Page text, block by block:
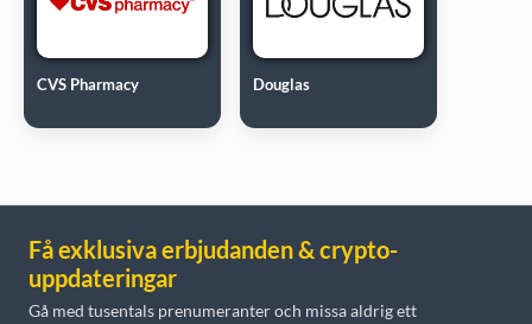
CVS Pharmacy Douglas
Få exklusiva erbjudanden & crypto-
uppdateringar
Gå med tusentals prenumeranter och missa aldrig ett